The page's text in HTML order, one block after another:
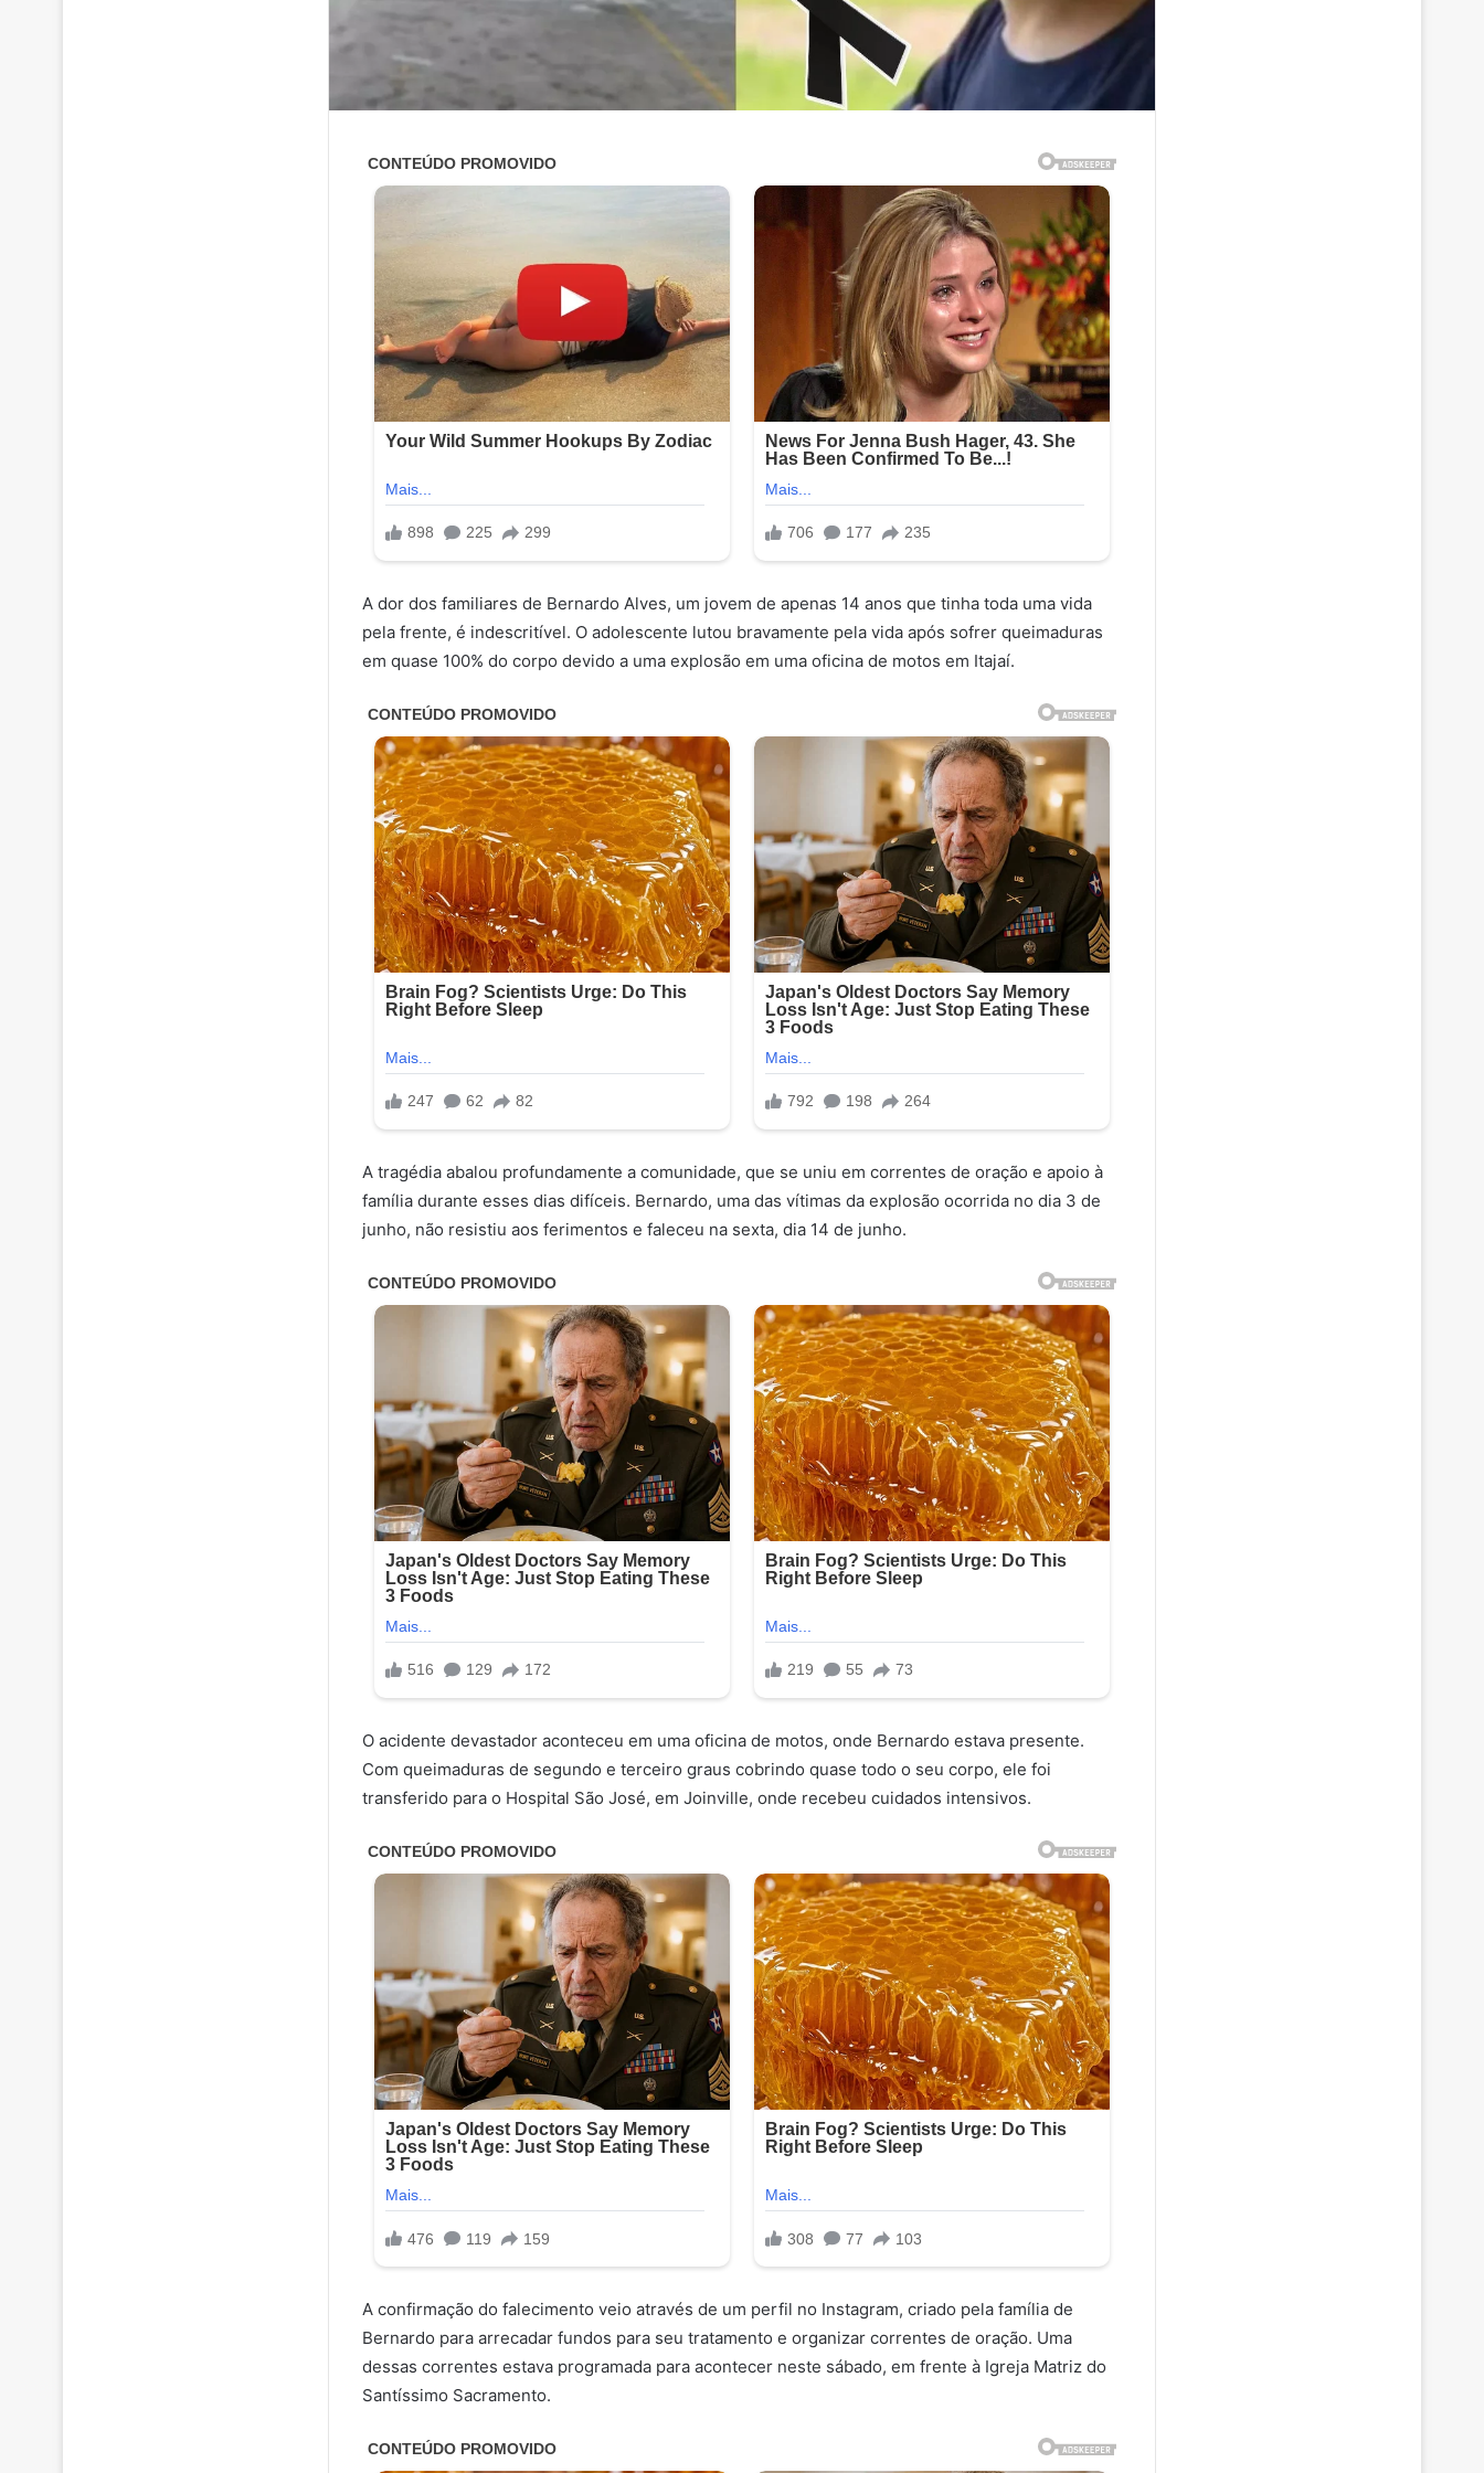
A dor dos familiares de Bernardo Alves, um jovem de apenas 14 anos que tinha toda uma vida
pela frente, é indescritível. O adolescente lutou bravamente pela vida após sofrer queimaduras
em quase 100% do corpo devido a uma explosão em uma oficina de motos em Itajaí.
A tragédia abalou profundamente a comunidade, que se uniu em correntes de oração e apoio à
família durante esses dias difíceis. Bernardo, uma das vítimas da explosão ocorrida no dia 3 de
junho, não resistiu aos ferimentos e faleceu na sexta, dia 14 de junho.
O acidente devastador aconteceu em uma oficina de motos, onde Bernardo estava presente.
Com queimaduras de segundo e terceiro graus cobrindo quase todo o seu corpo, ele foi
transferido para o Hospital São José, em Joinville, onde recebeu cuidados intensivos.
A confirmação do falecimento veio através de um perfil no Instagram, criado pela família de
Bernardo para arrecadar fundos para seu tratamento e organizar correntes de oração. Uma
dessas correntes estava programada para acontecer neste sábado, em frente à Igreja Matriz do
Santíssimo Sacramento.